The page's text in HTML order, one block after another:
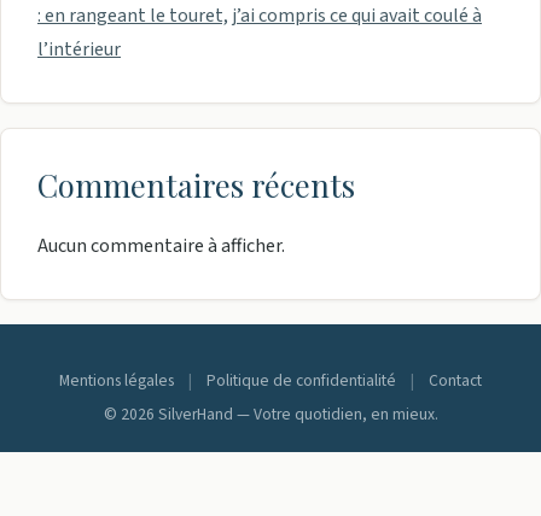
: en rangeant le touret, j’ai compris ce qui avait coulé à
l’intérieur
Commentaires récents
Aucun commentaire à afficher.
Mentions légales | Politique de confidentialité |
Contact
© 2026 SilverHand — Votre quotidien, en mieux.